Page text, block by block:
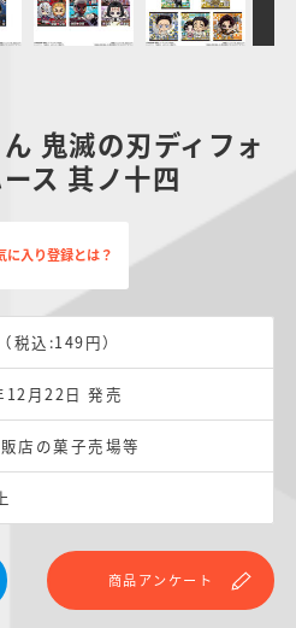
鬼滅の刃ディフォ
ス 其ノ十四
に入り登録とは？
税込:149円）
12月22日 発売
店の菓子売場等
商品アンケート